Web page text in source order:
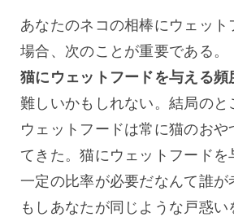
あなたのネコの相棒にウェット
猫にウェットフードを与える頻
難しいかもしれない。結局のと
ウェットフードは常に猫のお
てきた。猫にウェットフードを
一定の比率が必要だなんて誰が
もしあなたが同じような戸惑い